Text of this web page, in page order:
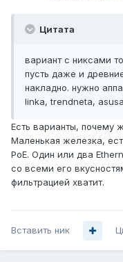
Цитата
вариант с никсами
пусть даже и
накладно. нужно
linka, trendneta,
Есть варианты, почему
Маленькая железка,
PoE. Один или два
со всеми его
фильтрацией хватит.
Вставить ник